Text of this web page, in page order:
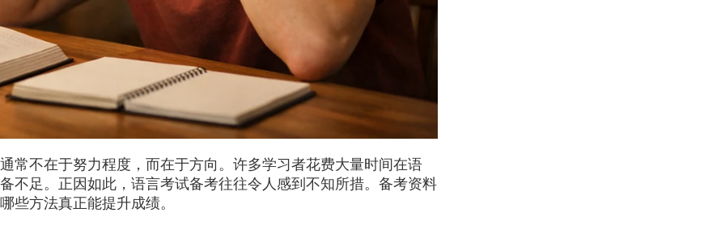
常不在于努力程度，而在于方向。许多学习者花费大量时间在语
不足。正因如此，语言考试备考往往令人感到不知所措。备考资料
些方法真正能提升成绩。